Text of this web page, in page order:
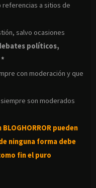
referencias a sitios de
salvo ocasiones
políticos,
con moderación y que
son moderados
pueden
ninguna forma debe
fin el puro